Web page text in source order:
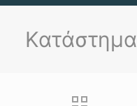
Κατάστημα